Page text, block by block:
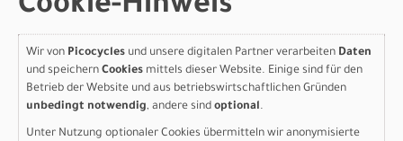
METALLIC S - 27.5
Modelljahr 2027
Nicht im Laden verfügbar - Jetzt anfragen!
Art.Nr. 91527-6302
Farbe: GLOSS BURNT GOLD METALLIC / STALLION
METALLIC
Cookie-Hinweis
Wir von Picocycles und unsere digitalen Partner verarbeiten Daten
und speichern Cookies mittels dieser Website. Einige sind für den
Betrieb der Website und aus betriebswirtschaftlichen Gründen
unbedingt notwendig, andere sind optional.
Unter Nutzung optionaler Cookies übermitteln wir anonymisierte